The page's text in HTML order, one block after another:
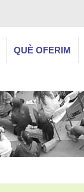
QUÈ OFERIM